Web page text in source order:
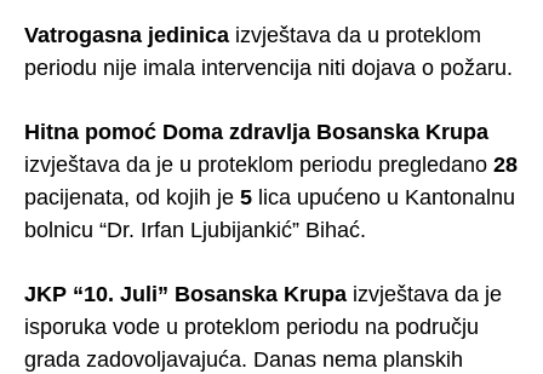
Vatrogasna jedinica izvještava da u proteklom
periodu nije imala intervencija niti dojava o požaru.
Hitna pomoć Doma zdravlja Bosanska Krupa
izvještava da je u proteklom periodu pregledano 28
pacijenata, od kojih je 5 lica upućeno u Kantonalnu
bolnicu “Dr. Irfan Ljubijankić” Bihać.
JKP “10. Juli” Bosanska Krupa izvještava da je
isporuka vode u proteklom periodu na području
grada zadovoljavajuća. Danas nema planskih